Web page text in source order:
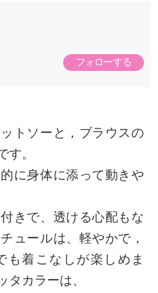
フォローする
トソーと，ブラウスの
す。
に身体に添って動きや
きで、透ける心配もな
ュールは、軽やかで，
も着こなしが楽しめま
タカラーは、